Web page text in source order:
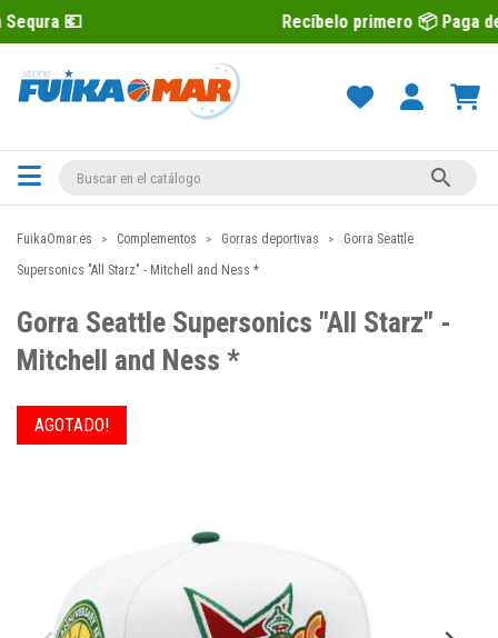
Recíbelo primero 📦 Paga después con

FuikaOmar.es Complementos Gorras deportivas
Gorra Seattle
Supersonics "All Starz" - Mitchell and Ness *
Gorra Seattle Supersonics "All Starz" -
Mitchell and Ness *
AGOTADO!